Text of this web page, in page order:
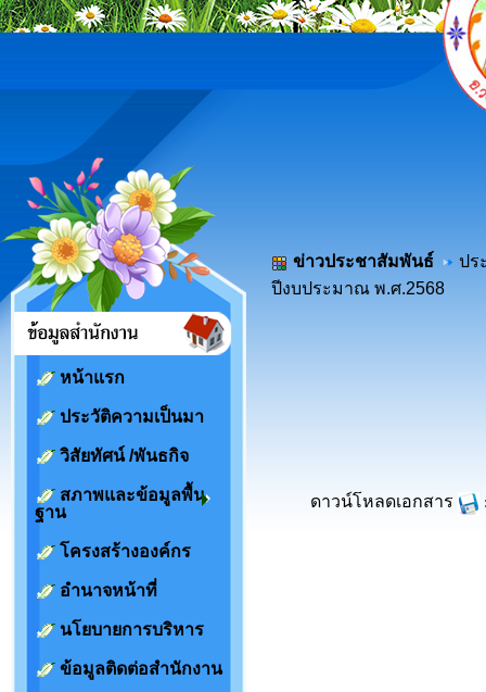
หน้าแรก
ประวัติความเป็นมา
วิสัยทัศน์ /พันธกิจ
สภาพและข้อมูลพื้น
ฐาน
โครงสร้างองค์กร
อำนาจหน้าที่
นโยบายการบริหาร
ข้อมูลติดต่อสำนักงาน
ข่าวประชาสัมพันธ์
ปร
ปีงบประมาณ พ.ศ.2568
ดาวน์โหลดเอกสาร